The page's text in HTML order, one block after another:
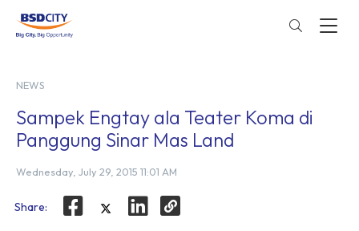
NEWS
Sampek Engtay ala Teater Koma di
Panggung Sinar Mas Land
Wednesday, July 29, 2015 11:01 AM
Share: